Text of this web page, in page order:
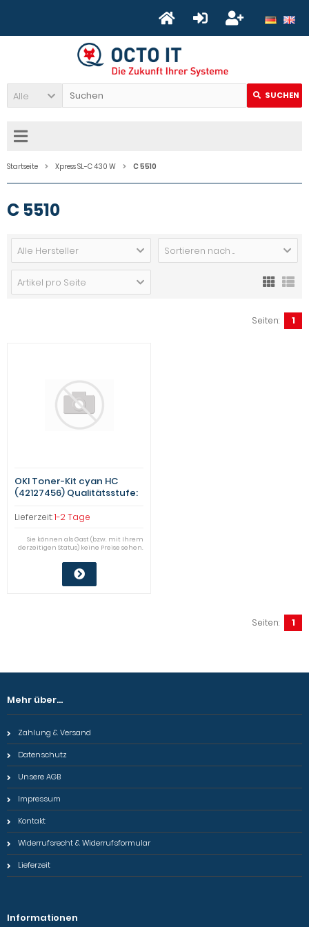
Alle SUCHEN
Startseite Xpress SL-C 430 W C 5510
C 5510
Alle Hersteller Sortieren nach ...
Artikel pro Seite
Seiten: 1
OKI Toner-Kit cyan HC
(42127456) Qualitätsstufe:
Lieferzeit:1-2 Tage
Sie können als Gast (bzw. mit Ihrem
derzeitigen Status) keine Preise sehen.
Seiten: 1
Mehr über...
Zahlung & Versand
Datenschutz
Unsere AGB
Impressum
Kontakt
Widerrufsrecht & Widerrufsformular
Lieferzeit
Informationen